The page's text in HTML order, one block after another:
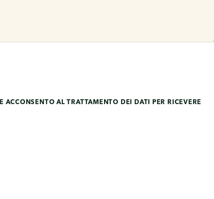
E ACCONSENTO AL TRATTAMENTO DEI DATI PER RICEVERE